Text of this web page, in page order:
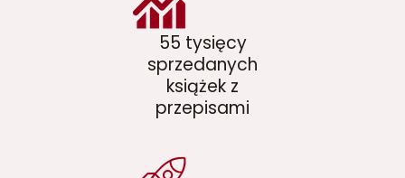
55 tysięcy
sprzedanych
książek z
przepisami